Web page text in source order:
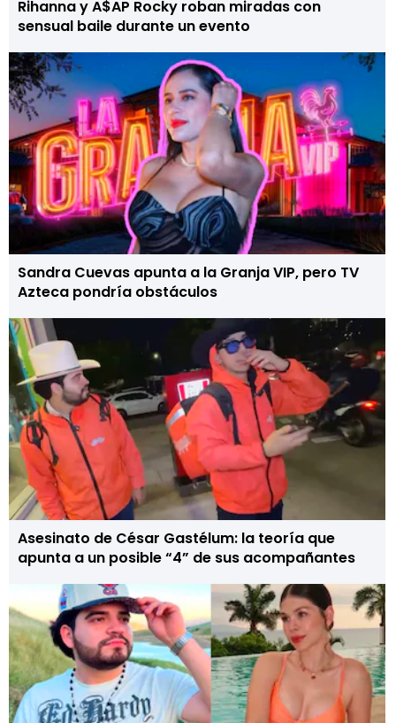
Rihanna y A$AP Rocky roban miradas con
sensual baile durante un evento
Sandra Cuevas apunta a la Granja VIP, pero TV
Azteca pondría obstáculos
Asesinato de César Gastélum: la teoría que
apunta a un posible “4” de sus acompañantes